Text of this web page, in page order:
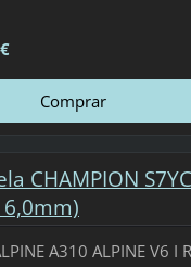
CHAMPION
A310 ALPINE V6 I